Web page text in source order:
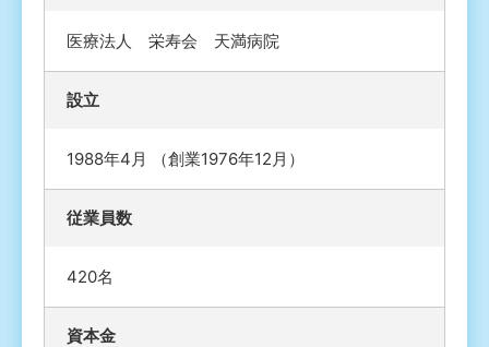
医療法人 栄寿会 天満病院
設立
1988年4月 （創業1976年12月）
従業員数
420名
資本金